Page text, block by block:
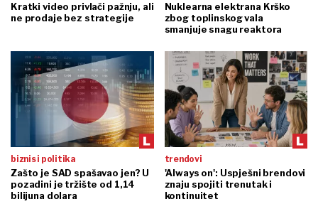
Kratki video privlači pažnju, ali
ne prodaje bez strategije
Nuklearna elektrana Krško
zbog toplinskog vala
smanjuje snagu reaktora
biznis i politika
Zašto je SAD spašavao jen? U
pozadini je tržište od 1,14
bilijuna dolara
trendovi
'Always on': Uspješni brendovi
znaju spojiti trenutak i
kontinuitet